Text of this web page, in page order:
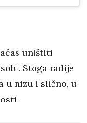
uništiti
Stoga radije
u nizu i slično, u